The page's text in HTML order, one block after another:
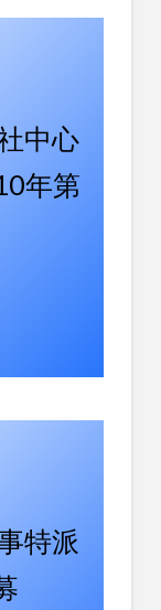
中心
年第
特派